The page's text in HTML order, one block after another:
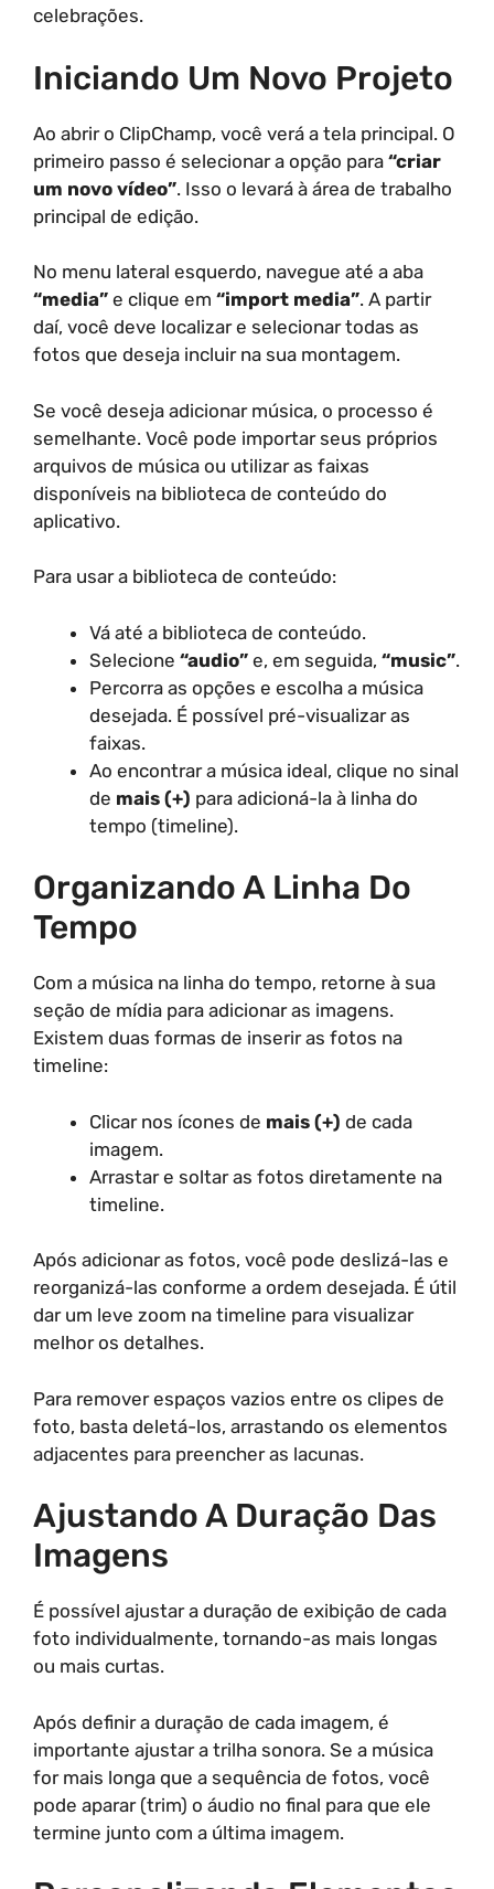
celebrações.
Iniciando Um Novo Projeto
Ao abrir o ClipChamp, você verá a tela principal. O
primeiro passo é selecionar a opção para “criar
um novo vídeo”. Isso o levará à área de trabalho
principal de edição.
No menu lateral esquerdo, navegue até a aba
“media” e clique em “import media”. A partir
daí, você deve localizar e selecionar todas as
fotos que deseja incluir na sua montagem.
Se você deseja adicionar música, o processo é
semelhante. Você pode importar seus próprios
arquivos de música ou utilizar as faixas
disponíveis na biblioteca de conteúdo do
aplicativo.
Para usar a biblioteca de conteúdo:
Vá até a biblioteca de conteúdo.
Selecione “audio” e, em seguida, “music”.
Percorra as opções e escolha a música
desejada. É possível pré-visualizar as
faixas.
Ao encontrar a música ideal, clique no sinal
de mais (+) para adicioná-la à linha do
tempo (timeline).
Organizando A Linha Do
Tempo
Com a música na linha do tempo, retorne à sua
seção de mídia para adicionar as imagens.
Existem duas formas de inserir as fotos na
timeline:
Clicar nos ícones de mais (+) de cada
imagem.
Arrastar e soltar as fotos diretamente na
timeline.
Após adicionar as fotos, você pode deslizá-las e
reorganizá-las conforme a ordem desejada. É útil
dar um leve zoom na timeline para visualizar
melhor os detalhes.
Para remover espaços vazios entre os clipes de
foto, basta deletá-los, arrastando os elementos
adjacentes para preencher as lacunas.
Ajustando A Duração Das
Imagens
É possível ajustar a duração de exibição de cada
foto individualmente, tornando-as mais longas
ou mais curtas.
Após definir a duração de cada imagem, é
importante ajustar a trilha sonora. Se a música
for mais longa que a sequência de fotos, você
pode aparar (trim) o áudio no final para que ele
termine junto com a última imagem.